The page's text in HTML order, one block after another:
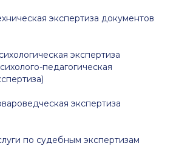
экспертиза документов
экспертиза
педагогическая
экспертиза
по судебным экспертизам